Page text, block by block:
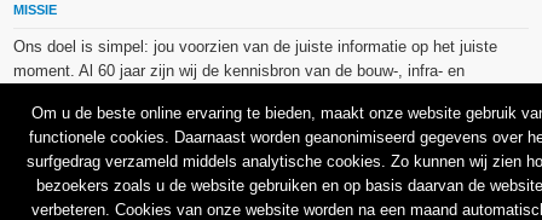
MISSIE
Ons doel is simpel: jou voorzien van de juiste informatie op het juiste
moment. Al 60 jaar zijn wij de kennisbron van de bouw-, infra- en
De op dit platform gebruikte afbeeldingen, illustraties en foto’s zijn ofwel
vrij van rechten verkregen via de bron van het betreffende bericht, of
binnen de aan APR media (groep) of BU media verschafte licentie(s) en
de daarmee verkregen rechten aangekocht bij Shutterstock en/of 123RF.
Om u de beste online ervaring te bieden, maakt onze website gebruik
functionele cookies. Daarnaast worden geanonimiseerd gegevens over
surfgedrag verzameld middels analytische cookies. Zo kunnen wij zien
bezoekers zoals u de website gebruiken en op basis daarvan de website
verbeteren. Cookies van onze website worden na een maand